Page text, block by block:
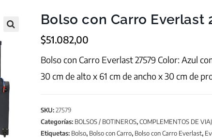
Bolso con Carro Everlast
$51.082,00
Bolso con Carro Everlast 27579 Color: Azul
30 cm de alto x 61 cm de ancho x 30 cm de
SKU:27579
Categorías: BOLSOS / BOTINEROS,COMPLEMENTOS DE
Etiquetas: Bolso, Bolso con Carro, Bolso con Carro Everlast,